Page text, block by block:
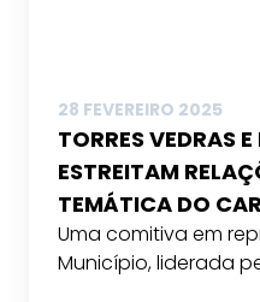
28 FEVEREIRO 2025
TORRES VEDRAS
ESTREITAM
TEMÁTICA DO
Uma comitiva em
Município, liderada